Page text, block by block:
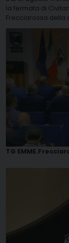
la fermata di
Frecciarossa della
TG